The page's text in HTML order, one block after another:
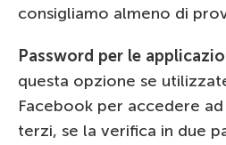
consigliamo almeno di
Password per le
questa opzione se
Facebook per accedere
terzi, se la verifica in due